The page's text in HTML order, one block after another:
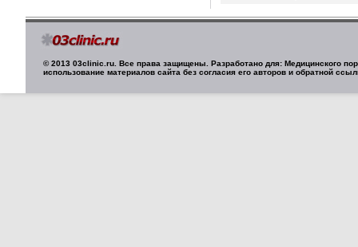
© 2013 03clinic.ru. Все права защищены. Разработано для: Медицинского
использование материалов сайта без согласия его авторов и обратной